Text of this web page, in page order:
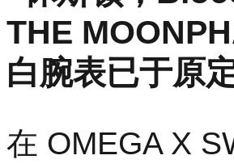
THE
白腕表已于原
在 OMEGA X